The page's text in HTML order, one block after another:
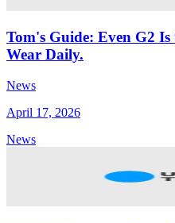
Tom's Guide: Even G2
Wear Daily.
News
April 17, 2026
News